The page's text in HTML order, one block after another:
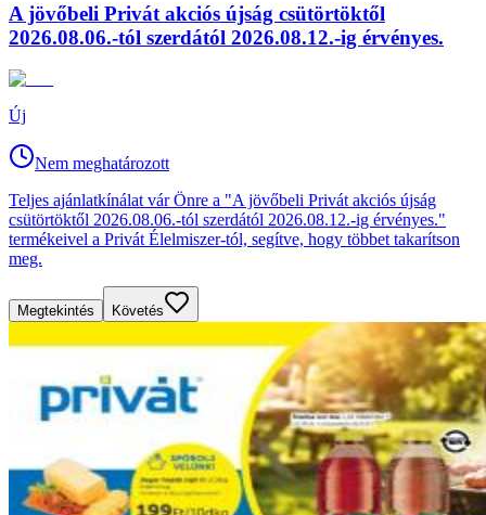
A jövőbeli Privát akciós újság csütörtöktől
2026.08.06.-tól szerdától 2026.08.12.-ig érvényes.
Új
Nem meghatározott
Teljes ajánlatkínálat vár Önre a "A jövőbeli Privát akciós újság
csütörtöktől 2026.08.06.-tól szerdától 2026.08.12.-ig érvényes."
termékeivel a Privát Élelmiszer-tól, segítve, hogy többet takarítson
meg.
Megtekintés Követés